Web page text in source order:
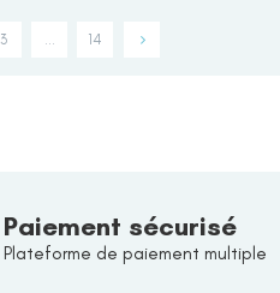
3 … 14
Paiement sécurisé
Plateforme de paiement multiple